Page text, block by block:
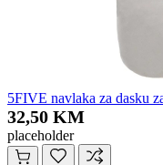
5FIVE navlaka za dasku
32,50 KM
placeholder